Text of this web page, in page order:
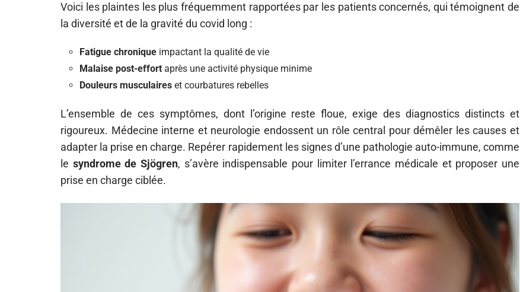
Voici les plaintes les plus fréquemment rapportées par les patients concernés, qui témoignent de
la diversité et de la gravité du covid long :
Fatigue chronique impactant la qualité de vie
Malaise post-effort après une activité physique minime
Douleurs musculaires et courbatures rebelles
L’ensemble de ces symptômes, dont l’origine reste floue, exige des diagnostics distincts et
rigoureux. Médecine interne et neurologie endossent un rôle central pour démêler les causes et
adapter la prise en charge. Repérer rapidement les signes d’une pathologie auto-immune, comme
le syndrome de Sjögren, s’avère indispensable pour limiter l’errance médicale et proposer une
prise en charge ciblée.